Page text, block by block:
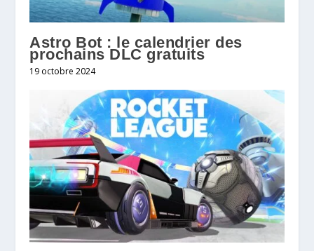
Astro Bot : le calendrier des
prochains DLC gratuits
19 octobre 2024